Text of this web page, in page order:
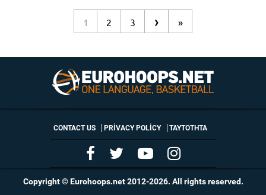
1 2 3 › »
CONTACT US PRIVACY POLICY ΤΑΥΤΟΤΗΤΑ
Copyright © Eurohoops.net 2012-2026. All rights reserved.